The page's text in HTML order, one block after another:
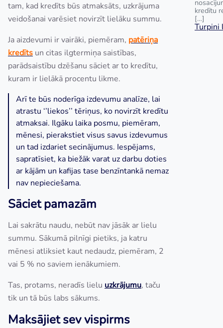
tam, kad kredīts būs atmaksāts, uzkrājuma
veidošanai varēsiet novirzīt lielāku summu.
Ja aizdevumi ir vairāki, piemēram, patēriņa
kredīts un citas ilgtermiņa saistības,
parādsaistību dzēšanu sāciet ar to kredītu,
kuram ir lielākā procentu likme.
Arī te būs noderīga izdevumu analīze, lai
atrastu ‘’liekos’’ tēriņus, ko novirzīt kredītu
atmaksai. Ilgāku laika posmu, piemēram,
mēnesi, pierakstiet visus savus izdevumus
un tad izdariet secinājumus. Iespējams,
sapratīsiet, ka biežāk varat uz darbu doties
ar kājām un kafijas tase benzīntankā nemaz
nav nepieciešama.
Sāciet pamazām
Lai sakrātu naudu, nebūt nav jāsāk ar lielu
summu. Sākumā pilnīgi pietiks, ja katru
mēnesi atliksiet kaut nedaudz, piemēram, 2
vai 5 % no saviem ienākumiem.
Tas, protams, neradīs lielu uzkrājumu, taču
tik un tā būs labs sākums.
Maksājiet sev vispirms
kredītu
[…]
Turpini